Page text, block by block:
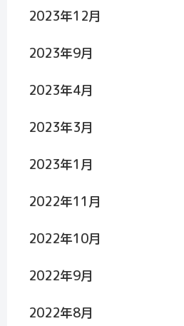
2023年12月
2023年9月
2023年4月
2023年3月
2023年1月
2022年11月
2022年10月
2022年9月
2022年8月